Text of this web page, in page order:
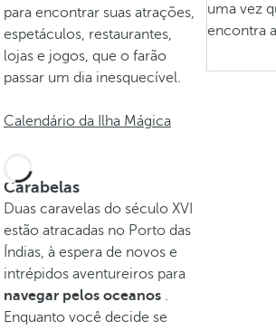
para encontrar suas atrações,
espetáculos, restaurantes,
lojas e jogos, que o farão
passar um dia inesquecível.
Calendário da Ilha Mágica
Carabelas
Duas caravelas do século XVI
estão atracadas no Porto das
Índias, à espera de novos e
intrépidos aventureiros para
navegar pelos oceanos .
Enquanto você decide se
uma vez
encontra